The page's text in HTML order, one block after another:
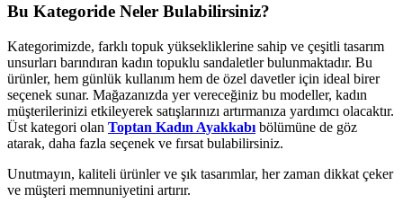
Bu Kategoride Neler Bulabilirsiniz?
Kategorimizde, farklı topuk yüksekliklerine sahip ve çeşitli tasarım
unsurları barındıran kadın topuklu sandaletler bulunmaktadır. Bu
ürünler, hem günlük kullanım hem de özel davetler için ideal birer
seçenek sunar. Mağazanızda yer vereceğiniz bu modeller, kadın
müşterilerinizi etkileyerek satışlarınızı artırmanıza yardımcı olacaktır.
Üst kategori olan Toptan Kadın Ayakkabı bölümüne de göz
atarak, daha fazla seçenek ve fırsat bulabilirsiniz.
Unutmayın, kaliteli ürünler ve şık tasarımlar, her zaman dikkat çeker
ve müşteri memnuniyetini artırır.